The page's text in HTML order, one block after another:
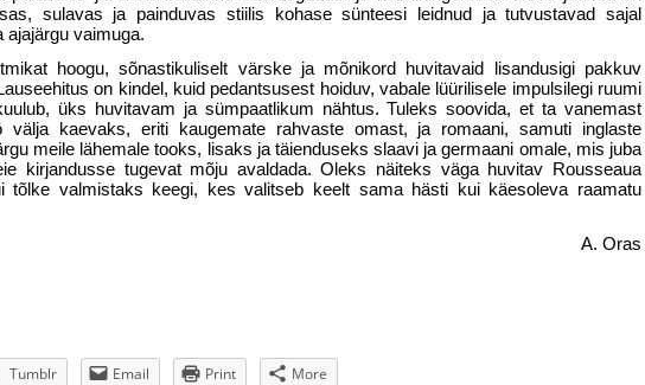
sulavas ja painduvas stiilis kohase sünteesi leidnud ja tutvustavad sajal
ajajärgu vaimuga.
hoogu, sõnastikuliselt värske ja mõnikord huvitavaid lisandusigi pakkuv
on kindel, kuid pedantsusest hoiduv, vabale lüürilisele impulsilegi ruumi
üks huvitavam ja sümpaatlikum nähtus. Tuleks soovida, et ta vanemast
välja kaevaks, eriti kaugemate rahvaste omast, ja romaani, samuti inglaste
meile lähemale tooks, lisaks ja täienduseks slaavi ja germaani omale, mis juba
kirjandusse tugevat mõju avaldada. Oleks näiteks väga huvitav Rousseaua
tõlke valmistaks keegi, kes valitseb keelt sama hästi kui käesoleva raamatu
A. Oras
Tumblr Email Print More